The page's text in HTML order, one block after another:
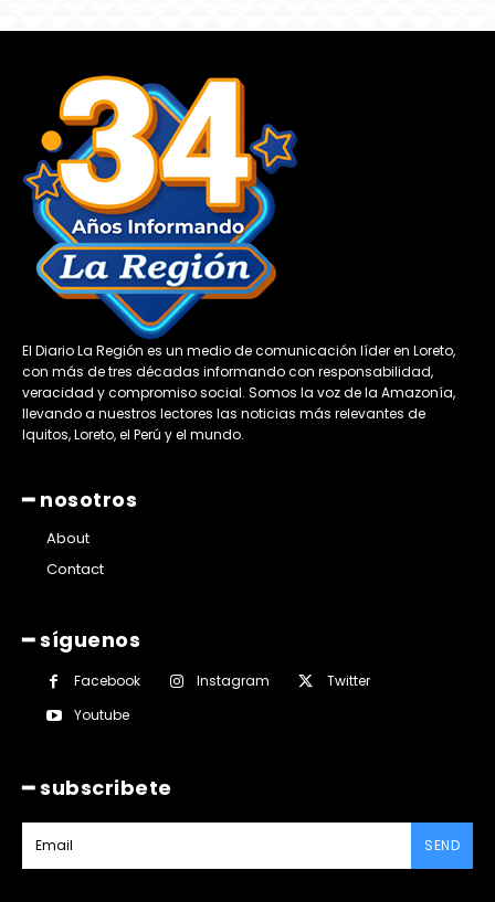
El Diario La Región es un medio de comunicación líder en Loreto,
con más de tres décadas informando con responsabilidad,
veracidad y compromiso social. Somos la voz de la Amazonía,
llevando a nuestros lectores las noticias más relevantes de
Iquitos, Loreto, el Perú y el mundo.
━ nosotros
About
Contact
━ síguenos
Facebook Instagram
Twitter
Youtube
━ subscribete
SEND